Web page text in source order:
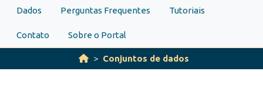
Dados Perguntas Frequentes Tutoriais
Contato Sobre o Portal
Conjuntos de dados